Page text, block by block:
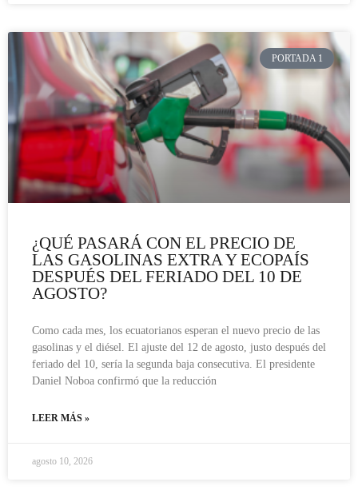
PORTADA 1
¿QUÉ PASARÁ CON EL PRECIO DE
LAS GASOLINAS EXTRA Y ECOPAÍS
DESPUÉS DEL FERIADO DEL 10 DE
AGOSTO?
Como cada mes, los ecuatorianos esperan el nuevo precio de las
gasolinas y el diésel. El ajuste del 12 de agosto, justo después del
feriado del 10, sería la segunda baja consecutiva. El presidente
Daniel Noboa confirmó que la reducción
LEER MÁS »
agosto 10, 2026